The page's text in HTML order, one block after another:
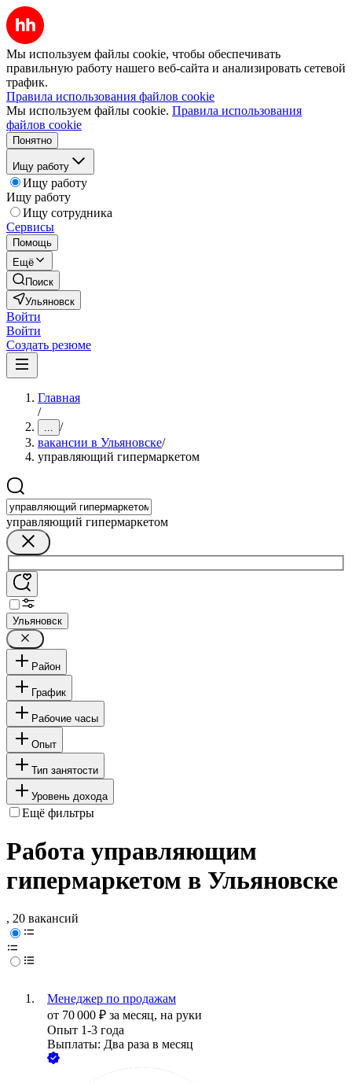
Мы используем файлы cookie, чтобы обеспечивать
правильную работу нашего веб-сайта и анализировать сетевой
трафик.
Правила использования файлов cookie
Мы используем файлы cookie. Правила использования
файлов cookie
Понятно
Ищу работу
Ищу работу
Ищу работу
Ищу сотрудника
Сервисы
Помощь
Ещё
Поиск
Ульяновск
Войти
Войти
Создать резюме
Главная
/
... /
вакансии в Ульяновске/
управляющий гипермаркетом
управляющий гипермаркетом
Ульяновск
Район
График
Рабочие часы
Опыт
Тип занятости
Уровень дохода
Ещё фильтры
Работа управляющим
гипермаркетом в Ульяновске
, 20 вакансий
Менеджер по продажам
от 70 000 ₽ за месяц, на руки
Опыт 1-3 года
Выплаты: Два раза в месяц